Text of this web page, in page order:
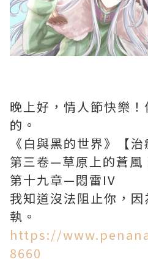
晚上好，情人節快樂
的。
《白與黑的世界》【治
第三卷—草原上的蒼風
第十九章—悶雷IV
我知道沒法阻止你，
執。
https://
8660